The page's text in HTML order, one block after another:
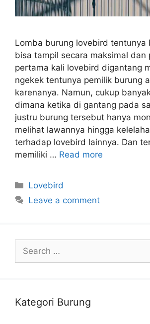
Lomba burung lovebird tentunya
bisa tampil secara maksimal dan
pertama kali lovebird digantang
ngekek tentunya pemilik burung
karenanya. Namun, cukup
dimana ketika di gantang pada
justru burung tersebut hanya
melihat lawannya hingga
terhadap lovebird lainnya. Dan
memiliki … Read more
Categories
Lovebird
Leave a comment
for:
Kategori Burung